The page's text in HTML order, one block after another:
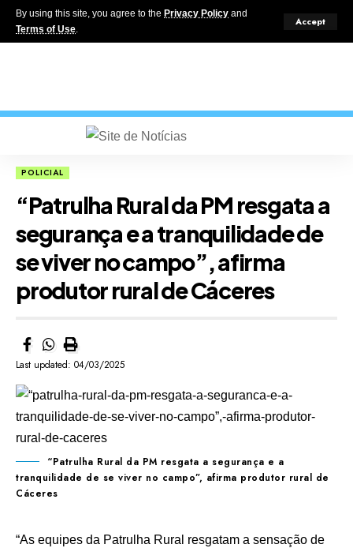
By using this site, you agree to the Privacy Policy and
Terms of Use.
Accept
POLICIAL
“Patrulha Rural da PM resgata a
segurança e a tranquilidade de
se viver no campo”, afirma
produtor rural de Cáceres
Last updated: 04/03/2025
“Patrulha Rural da PM resgata a segurança e a
tranquilidade de se viver no campo”, afirma produtor rural de
Cáceres
“As equipes da Patrulha Rural resgatam a sensação de